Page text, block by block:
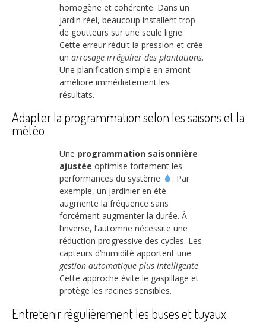
homogène et cohérente. Dans un
jardin réel, beaucoup installent trop
de goutteurs sur une seule ligne.
Cette erreur réduit la pression et crée
un arrosage irrégulier des plantations.
Une planification simple en amont
améliore immédiatement les
résultats.
Adapter la programmation selon les saisons et la
météo
Une programmation saisonnière
ajustée optimise fortement les
performances du système
. Par
exemple, un jardinier en été
augmente la fréquence sans
forcément augmenter la durée. À
l’inverse, l’automne nécessite une
réduction progressive des cycles. Les
capteurs d’humidité apportent une
gestion automatique plus intelligente.
Cette approche évite le gaspillage et
protège les racines sensibles.
Entretenir régulièrement les buses et tuyaux